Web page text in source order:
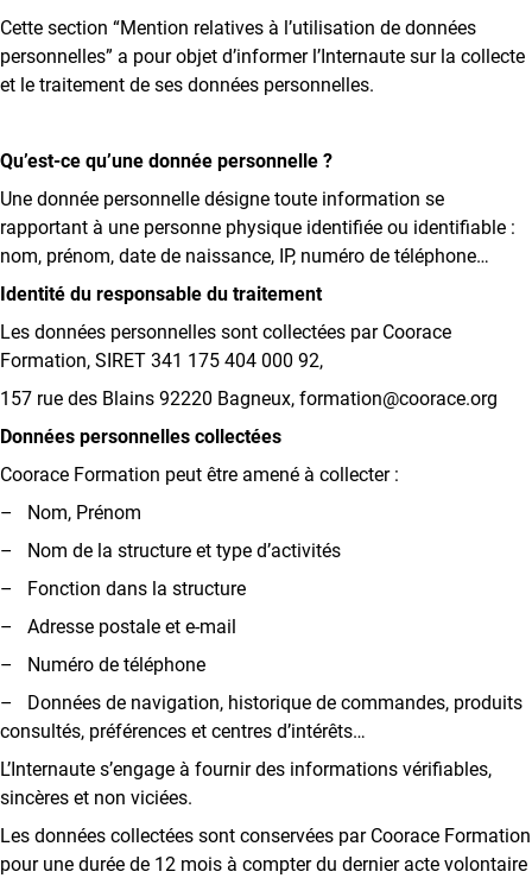
Cette section “Mention relatives à l’utilisation de données
personnelles” a pour objet d’informer l’Internaute sur la collecte
et le traitement de ses données personnelles.
Qu’est-ce qu’une donnée personnelle ?
Une donnée personnelle désigne toute information se
rapportant à une personne physique identifiée ou identifiable :
nom, prénom, date de naissance, IP, numéro de téléphone…
Identité du responsable du traitement
Les données personnelles sont collectées par Coorace
Formation, SIRET 341 175 404 000 92,
157 rue des Blains 92220 Bagneux, formation@coorace.org
Données personnelles collectées
Coorace Formation peut être amené à collecter :
– Nom, Prénom
– Nom de la structure et type d’activités
– Fonction dans la structure
– Adresse postale et e-mail
– Numéro de téléphone
– Données de navigation, historique de commandes, produits
consultés, préférences et centres d’intérêts…
L’Internaute s’engage à fournir des informations vérifiables,
sincères et non viciées.
Les données collectées sont conservées par Coorace Formation
pour une durée de 12 mois à compter du dernier acte volontaire